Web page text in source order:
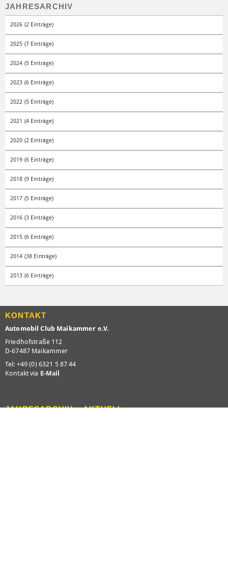
JAHRESARCHIV
2026 (2 Einträge)
2025 (7 Einträge)
2024 (5 Einträge)
2023 (6 Einträge)
2022 (5 Einträge)
2021 (4 Einträge)
2020 (2 Einträge)
2019 (6 Einträge)
2018 (9 Einträge)
2017 (5 Einträge)
2016 (3 Einträge)
2015 (6 Einträge)
2014 (38 Einträge)
2013 (6 Einträge)
KONTAKT
Automobil Club Maikammer e.V.
Friedhofstraße 112
D-67487 Maikammer
Tel: +49 (0) 6321 5 87 44
Kontakt via E-Mail
JAHRESARCHIV > AKTUELL